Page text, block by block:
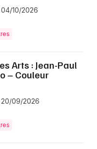
10/2026
Arts : Jean-Paul
– Couleur
09/2026